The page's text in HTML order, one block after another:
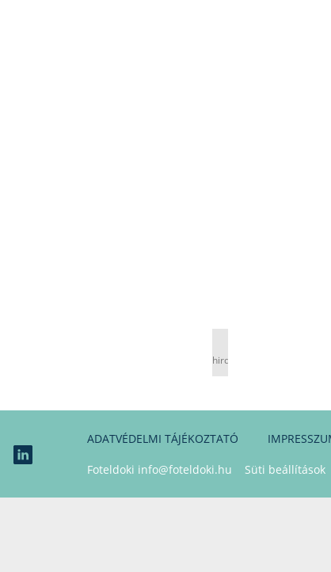
hirdetés
ADATVÉDELMI TÁJÉKOZTATÓ
Foteldoki info@foteldoki.hu Süti beállítások